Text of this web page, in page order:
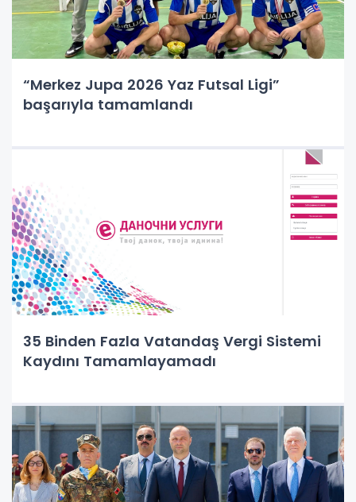
“Merkez Jupa 2026 Yaz Futsal Ligi”
başarıyla tamamlandı
35 Binden Fazla Vatandaş Vergi Sistemi
Kaydını Tamamlayamadı